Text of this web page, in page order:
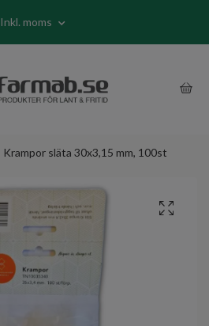
Inkl. moms
Krampor släta 30x3,15 mm, 100st